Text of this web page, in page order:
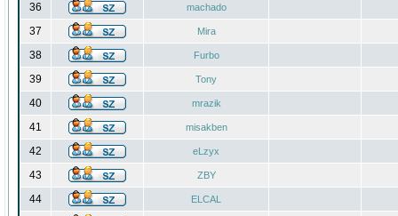
36 machado
37 Mira
38 Furbo
39 Tony
40 mrazik
41 misakben
42 eLzyx
43 ZBY
44 ELCAL